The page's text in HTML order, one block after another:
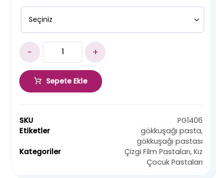
- +
Sepete Ekle
SKU
PG1406
Etiketler
gökkuşağı pasta,
gökkuşağı pastası
Kategoriler
Çizgi Film Pastaları, Kız
Çocuk Pastaları